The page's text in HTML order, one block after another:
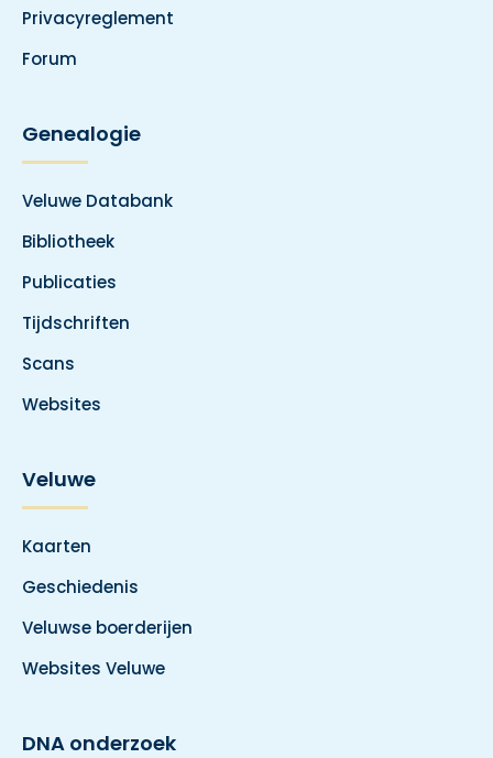
Privacyreglement
Forum
Genealogie
Veluwe Databank
Bibliotheek
Publicaties
Tijdschriften
Scans
Websites
Veluwe
Kaarten
Geschiedenis
Veluwse boerderijen
Websites Veluwe
DNA onderzoek